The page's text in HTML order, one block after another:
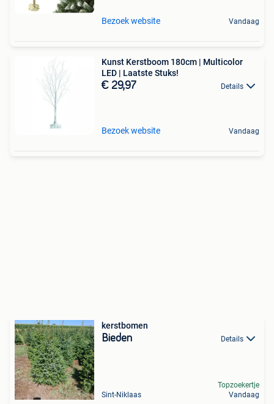
Bezoek website Vandaag
Kunst Kerstboom 180cm | Multicolor
LED | Laatste Stuks!
€ 29,97 Details
Bezoek website Vandaag
kerstbomen
Bieden Details
Sint-Niklaas
Topzoekertje
Vandaag